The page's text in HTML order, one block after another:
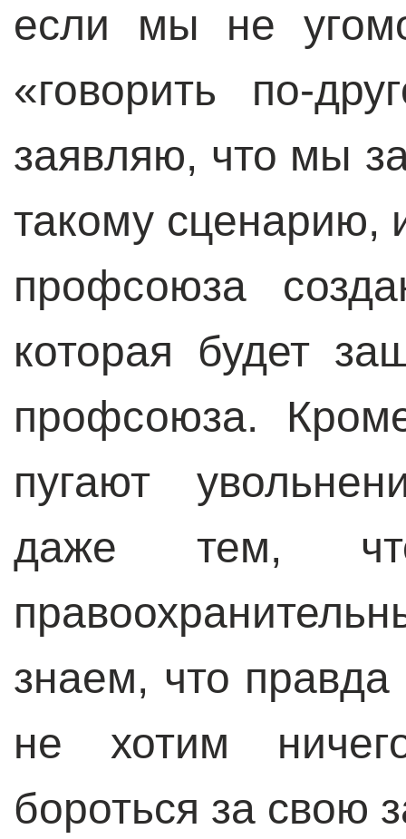
если мы не
«говорить по-
заявляю, что мы
такому сценарию,
профсоюза
которая будет
профсоюза.
пугают
даже тем,
знаем, что
не хотим
бороться за свою